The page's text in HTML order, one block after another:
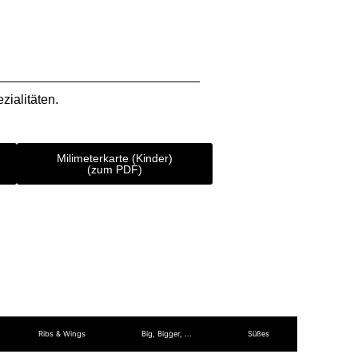
Milimeterkarte (Kinder)
(zum PDF)
Ribs & Wings Big, Bigger, ... Süßes